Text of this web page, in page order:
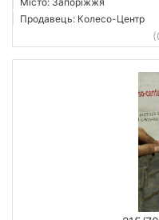
Продавець: Колесо-Центр